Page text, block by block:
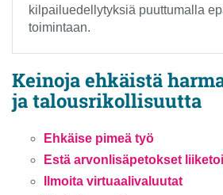
kilpailuedellytyksiä puuttumalla
toimintaan.
Keinoja ehkäistä
ja talousrikollisuutta
Ehkäise pimeä työ
Estä arvonlisäpetokset
Ilmoita virtuaalivaluutat